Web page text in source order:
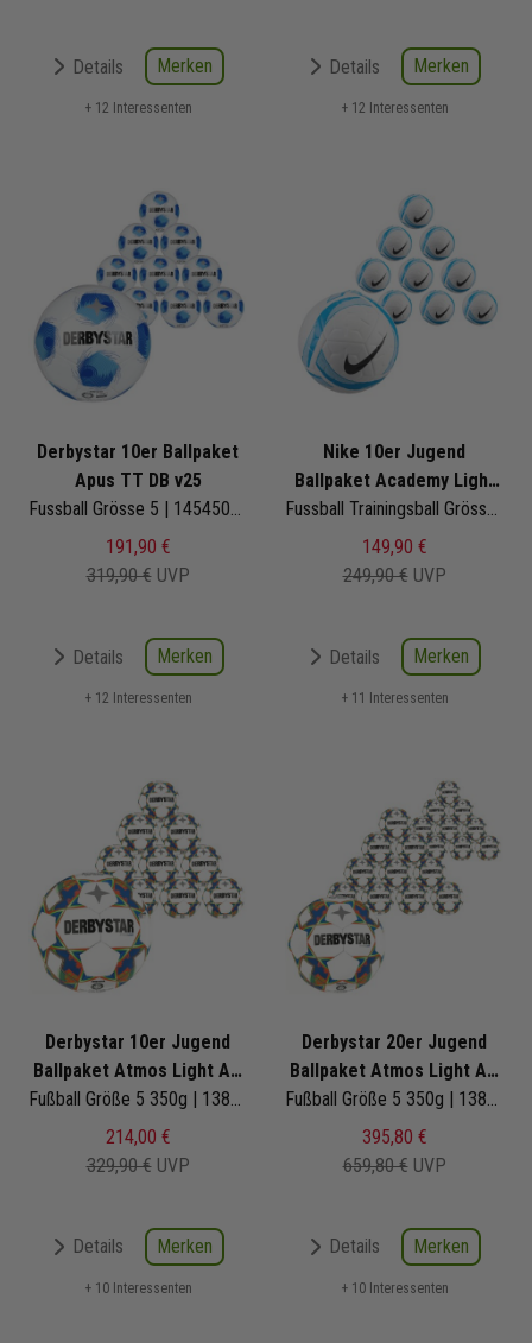
Details Merken
+ 12 Interessenten
Details Merken
+ 12 Interessenten
Derbystar 10er Ballpaket
Apus TT DB v25
Fussball Grösse 5 | 1454500160 | Fußbälle Set 10-teilig
191,90 €
319,90 € UVP
Details Merken
+ 12 Interessenten
Nike 10er Jugend
Ballpaket Academy Light
Team
Fussball Trainingsball Grösse 4 350g | HV4397-100 | Fußbälle Set 10-teilig
149,90 €
249,90 € UVP
Details Merken
+ 11 Interessenten
Derbystar 10er Jugend
Ballpaket Atmos Light AG
v23
Fußball Größe 5 350g | 1389500760 | Fußbälle Set 10-teilig
214,00 €
329,90 € UVP
Details Merken
+ 10 Interessenten
Derbystar 20er Jugend
Ballpaket Atmos Light AG
v23
Fußball Größe 5 350g | 1389500760 | Fußbälle Set 20-teilig
395,80 €
659,80 € UVP
Details Merken
+ 10 Interessenten